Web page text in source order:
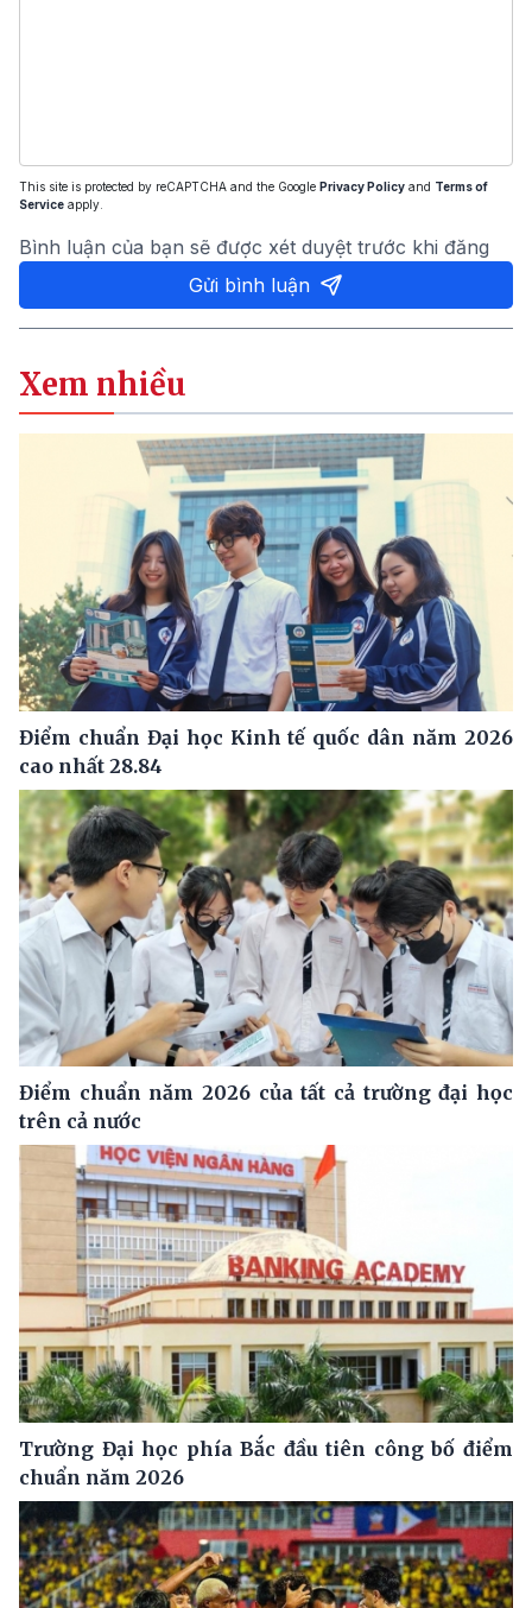
This site is protected by reCAPTCHA and the Google Privacy Policy and Terms of
Service apply.
Bình luận của bạn sẽ được xét duyệt trước khi đăng
Gửi bình luận
Xem nhiều
Điểm chuẩn Đại học Kinh tế quốc dân năm 2026
cao nhất 28.84
Điểm chuẩn năm 2026 của tất cả trường đại học
trên cả nước
Trường Đại học phía Bắc đầu tiên công bố điểm
chuẩn năm 2026